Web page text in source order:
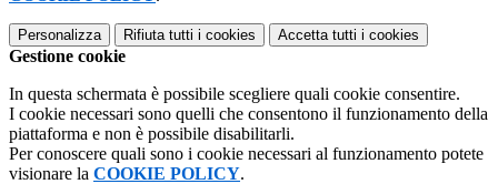
Personalizza Rifiuta tutti i cookies Accetta tutti i cookies
Gestione cookie
In questa schermata è possibile scegliere quali cookie consentire.
I cookie necessari sono quelli che consentono il funzionamento della
piattaforma e non è possibile disabilitarli.
Per conoscere quali sono i cookie necessari al funzionamento potete
visionare la COOKIE POLICY.